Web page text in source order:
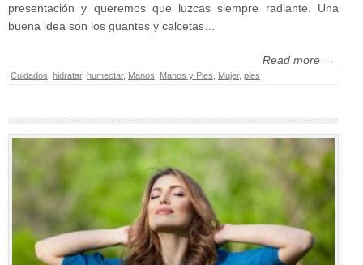
presentación y queremos que luzcas siempre radiante. Una
buena idea son los guantes y calcetas…
Read more →
Cuidados, hidratar, humectar, Manos, Manos y Pies, Mujer, pies